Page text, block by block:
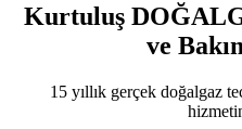
Kurtuluş
ve
15 yıllık gerçek doğalgaz